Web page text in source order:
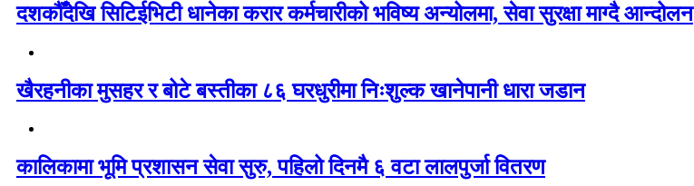
दशकौँदेखि सिटिईभिटी धानेका करार कर्मचारीको भविष्य अन्योलमा, सेवा सुरक्षा माग्दै आन्दोलन
खैरहनीका मुसहर र बोटे बस्तीका ८६ घरधुरीमा निःशुल्क खानेपानी धारा जडान
कालिकामा भूमि प्रशासन सेवा सुरु, पहिलो दिनमै ६ वटा लालपुर्जा वितरण